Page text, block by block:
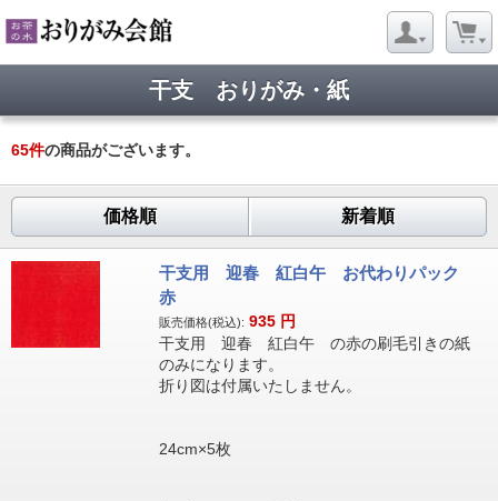
干支 おりがみ・紙
65件の商品がございます。
価格順 新着順
干支用 迎春 紅白午 お代わりパック
赤
販売価格(税込): 935 円
干支用 迎春 紅白午 の赤の刷毛引きの紙
のみになります。
折り図は付属いたしません。
24cm×5枚